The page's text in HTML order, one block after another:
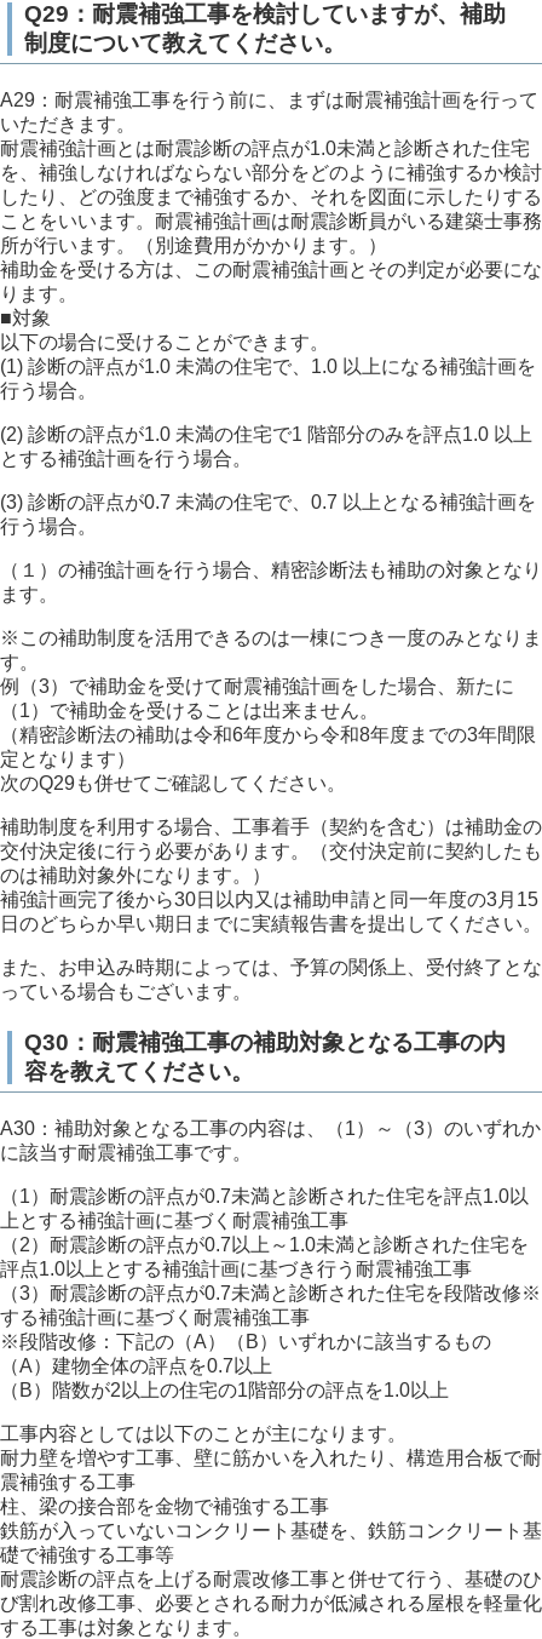
Q29：耐震補強工事を検討していますが、補助
制度について教えてください。
A29：耐震補強工事を行う前に、まずは耐震補強計画を行って
いただきます。
耐震補強計画とは耐震診断の評点が1.0未満と診断された住宅
を、補強しなければならない部分をどのように補強するか検討
したり、どの強度まで補強するか、それを図面に示したりする
ことをいいます。耐震補強計画は耐震診断員がいる建築士事務
所が行います。（別途費用がかかります。）
補助金を受ける方は、この耐震補強計画とその判定が必要にな
ります。
■対象
以下の場合に受けることができます。
(1) 診断の評点が1.0 未満の住宅で、1.0 以上になる補強計画を
行う場合。
(2) 診断の評点が1.0 未満の住宅で1 階部分のみを評点1.0 以上
とする補強計画を行う場合。
(3) 診断の評点が0.7 未満の住宅で、0.7 以上となる補強計画を
行う場合。
（１）の補強計画を行う場合、精密診断法も補助の対象となり
ます。
※この補助制度を活用できるのは一棟につき一度のみとなりま
す。
例（3）で補助金を受けて耐震補強計画をした場合、新たに
（1）で補助金を受けることは出来ません。
（精密診断法の補助は令和6年度から令和8年度までの3年間限
定となります）
次のQ29も併せてご確認してください。
補助制度を利用する場合、工事着手（契約を含む）は補助金の
交付決定後に行う必要があります。（交付決定前に契約したも
のは補助対象外になります。）
補強計画完了後から30日以内又は補助申請と同一年度の3月15
日のどちらか早い期日までに実績報告書を提出してください。
また、お申込み時期によっては、予算の関係上、受付終了とな
っている場合もございます。
Q30：耐震補強工事の補助対象となる工事の内
容を教えてください。
A30：補助対象となる工事の内容は、（1）～（3）のいずれか
に該当す耐震補強工事です。
（1）耐震診断の評点が0.7未満と診断された住宅を評点1.0以
上とする補強計画に基づく耐震補強工事
（2）耐震診断の評点が0.7以上～1.0未満と診断された住宅を
評点1.0以上とする補強計画に基づき行う耐震補強工事
（3）耐震診断の評点が0.7未満と診断された住宅を段階改修※
する補強計画に基づく耐震補強工事
※段階改修：下記の（A）（B）いずれかに該当するもの
（A）建物全体の評点を0.7以上
（B）階数が2以上の住宅の1階部分の評点を1.0以上
工事内容としては以下のことが主になります。
耐力壁を増やす工事、壁に筋かいを入れたり、構造用合板で耐
震補強する工事
柱、梁の接合部を金物で補強する工事
鉄筋が入っていないコンクリート基礎を、鉄筋コンクリート基
礎で補強する工事等
耐震診断の評点を上げる耐震改修工事と併せて行う、基礎のひ
び割れ改修工事、必要とされる耐力が低減される屋根を軽量化
する工事は対象となります。